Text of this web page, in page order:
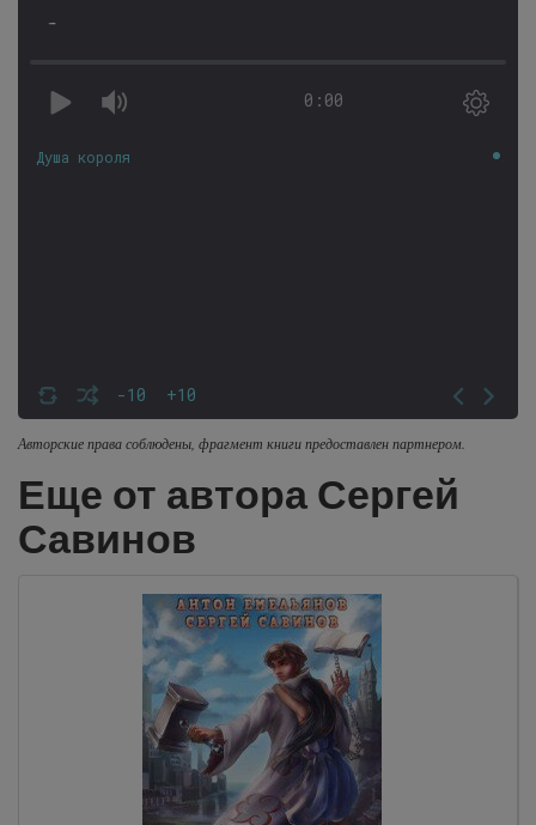
-
0:00
-10 +10
Душа короля
Авторские права соблюдены, фрагмент книги предоставлен партнером.
Еще от автора Сергей
Савинов